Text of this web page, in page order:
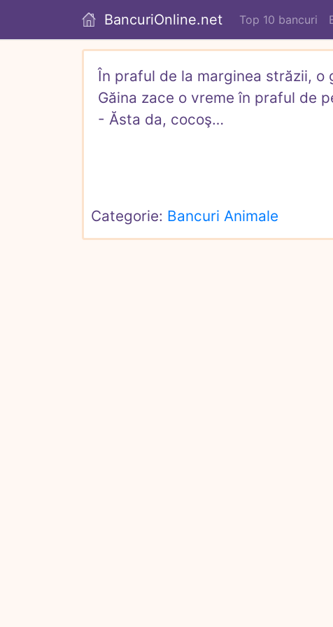
BancuriOnline.net Top 10 bancuri
În praful de la marginea străzii,
Găina zace o vreme în praful de
- Ăsta da, cocoş…
Categorie: Bancuri Animale